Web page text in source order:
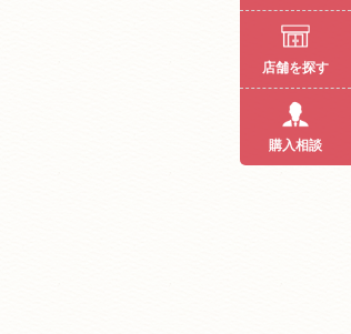
店舗を探す
購入相談